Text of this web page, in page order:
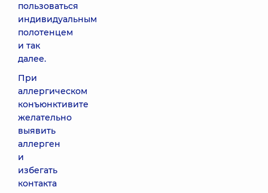
пользоваться
индивидуальным
полотенцем
и так
далее.
При
аллергическом
конъюнктивите
желательно
выявить
аллерген
и
избегать
контакта